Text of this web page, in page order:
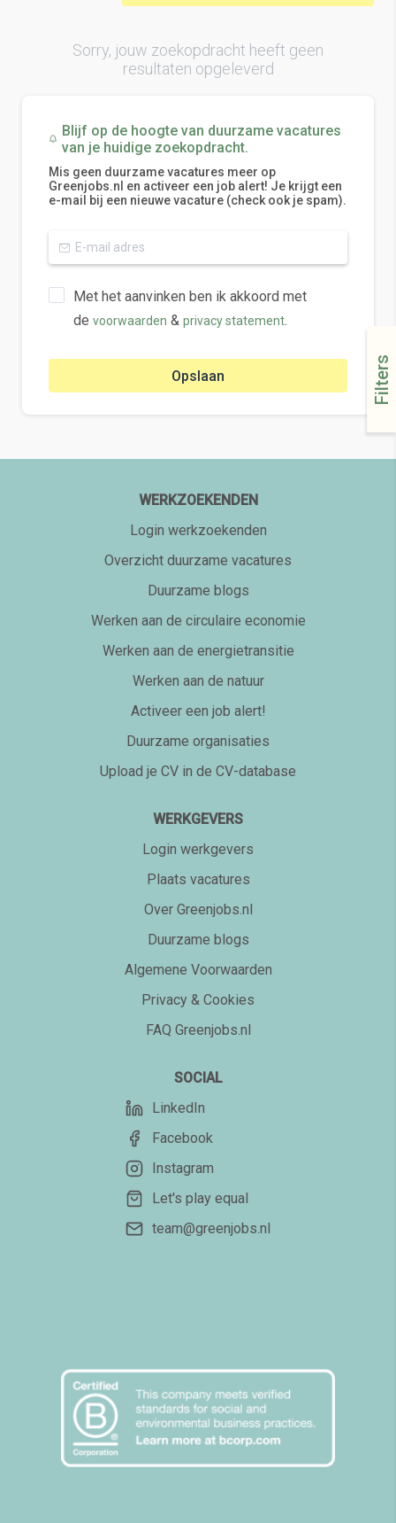
Filters
Sorry, jouw zoekopdracht heeft geen
resultaten opgeleverd
Blijf op de hoogte van duurzame vacatures
van je huidige zoekopdracht.
Mis geen duurzame vacatures meer op
Greenjobs.nl en activeer een job alert! Je krijgt een
e-mail bij een nieuwe vacature (check ook je spam).
Met het aanvinken ben ik akkoord met
de voorwaarden & privacy statement.
Opslaan
WERKZOEKENDEN
Login werkzoekenden
Overzicht duurzame vacatures
Duurzame blogs
Werken aan de circulaire economie
Werken aan de energietransitie
Werken aan de natuur
Activeer een job alert!
Duurzame organisaties
Upload je CV in de CV-database
WERKGEVERS
Login werkgevers
Plaats vacatures
Over Greenjobs.nl
Duurzame blogs
Algemene Voorwaarden
Privacy & Cookies
FAQ Greenjobs.nl
SOCIAL
LinkedIn
Facebook
Instagram
Let's play equal
team@greenjobs.nl